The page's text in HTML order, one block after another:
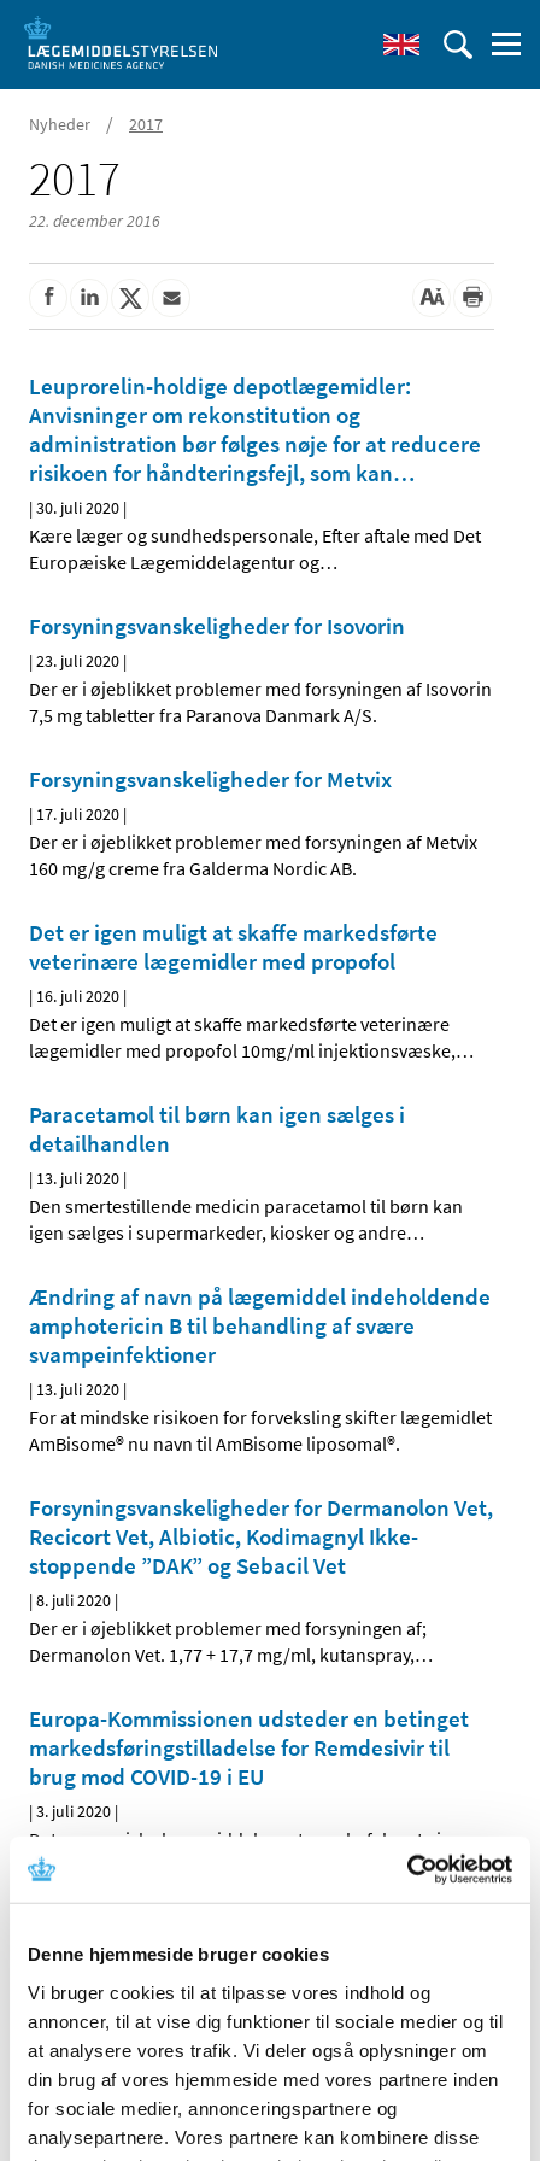
Denne hjemmeside bruger cookies
Vi bruger cookies til at tilpasse vores indhold og
annoncer, til at vise dig funktioner til sociale medier og til
at analysere vores trafik. Vi deler også oplysninger om
din brug af vores hjemmeside med vores partnere inden
for sociale medier, annonceringspartnere og
analysepartnere. Vores partnere kan kombinere disse
Nyheder / 2017
2017
22. december 2016
Leuprorelin-holdige depotlægemidler:
Anvisninger om rekonstitution og
administration bør følges nøje for at reducere
risikoen for håndteringsfejl, som kan…
|30. juli 2020 |
Kære læger og sundhedspersonale, Efter aftale med Det
Europæiske Lægemiddelagentur og…
Forsyningsvanskeligheder for Isovorin
|23. juli 2020 |
Der er i øjeblikket problemer med forsyningen af Isovorin
7,5 mg tabletter fra Paranova Danmark A/S.
Forsyningsvanskeligheder for Metvix
| 17. juli 2020 |
Der er i øjeblikket problemer med forsyningen af Metvix
160 mg/g creme fra Galderma Nordic AB.
Det er igen muligt at skaffe markedsførte
veterinære lægemidler med propofol
| 16. juli 2020 |
Det er igen muligt at skaffe markedsførte veterinære
lægemidler med propofol 10mg/ml injektionsvæske,…
Paracetamol til børn kan igen sælges i
detailhandlen
| 13. juli 2020 |
Den smertestillende medicin paracetamol til børn kan
igen sælges i supermarkeder, kiosker og andre…
Ændring af navn på lægemiddel indeholdende
amphotericin B til behandling af svære
svampeinfektioner
| 13. juli 2020 |
For at mindske risikoen for forveksling skifter lægemidlet
AmBisome® nu navn til AmBisome liposomal®.
Forsyningsvanskeligheder for Dermanolon Vet,
Recicort Vet, Albiotic, Kodimagnyl Ikke-
stoppende ”DAK” og Sebacil Vet
|8. juli 2020 |
Der er i øjeblikket problemer med forsyningen af;
Dermanolon Vet. 1,77 + 17,7 mg/ml, kutanspray,…
Europa-Kommissionen udsteder en betinget
markedsføringstilladelse for Remdesivir til
brug mod COVID-19 i EU
|3. juli 2020 |
Det europæiske lægemiddelagentur anbefaler at give en
betinget markedsføringstilladelse til medicinen Veklury…
hydroxychloroquin
|2. juli 2020|
Lægemiddelstyrelsen har tidligere fastsat flere
betingelser omkring ekspedition af recep-ter på…
EU-landene går sammen om at sikre borgere
adgang til en vaccine mod Covid-19